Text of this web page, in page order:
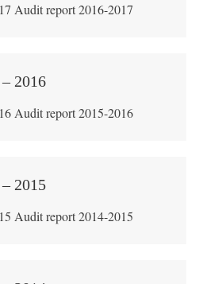
Audit report 2016-2017
2016
Audit report 2015-2016
2015
Audit report 2014-2015